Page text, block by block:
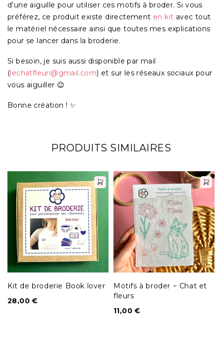
d’une aiguille pour utiliser ces motifs à broder. Si vous
préférez, ce produit existe directement en kit avec tout
le matériel nécessaire ainsi que toutes mes explications
pour se lancer dans la broderie.
Si besoin, je suis aussi disponible par mail
(lechatfleuri@gmail.com) et sur les réseaux sociaux pour
vous aiguiller 😉
Bonne création ! ✨
PRODUITS SIMILAIRES
Kit de broderie Book lover
28,00€
Motifs à broder ~ Chat et
fleurs
11,00€